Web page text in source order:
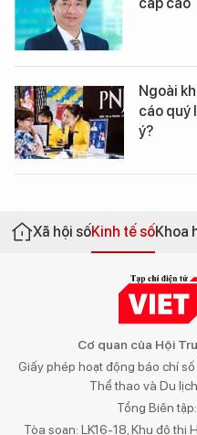
Ngoài
cáo quý
ý?
Xã hội sốKinh tế sốKhoa
Cơ quan của Hội
Giấy phép hoạt động báo chí
Thể thao và Du
Tổng Biên tập:
Tòa soạn: LK16-18, Khu đô thị